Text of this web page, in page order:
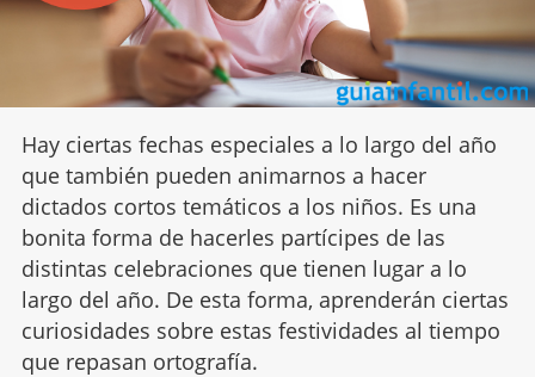
Hay ciertas fechas especiales a lo largo del año
que también pueden animarnos a hacer
dictados cortos temáticos a los niños. Es una
bonita forma de hacerles partícipes de las
distintas celebraciones que tienen lugar a lo
largo del año. De esta forma, aprenderán ciertas
curiosidades sobre estas festividades al tiempo
que repasan ortografía.